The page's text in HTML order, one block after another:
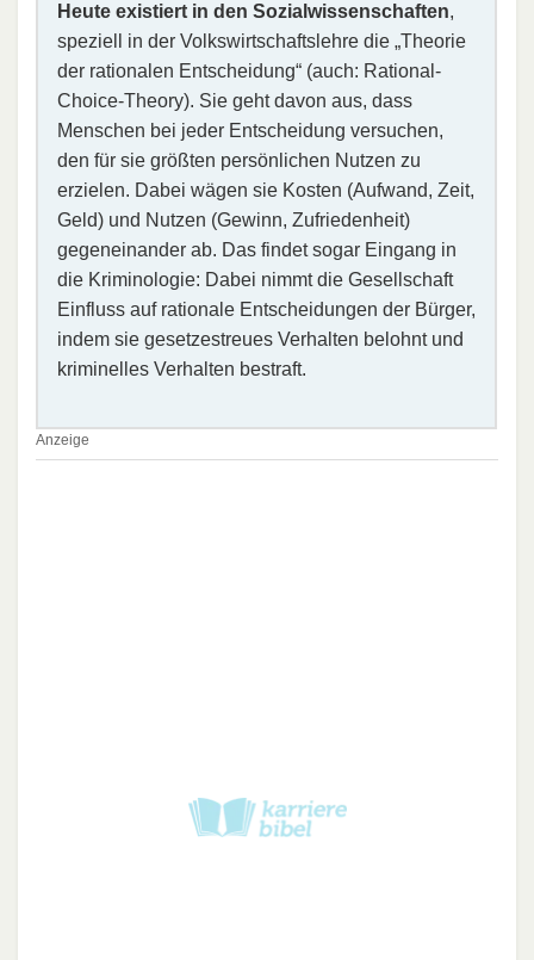
Heute existiert in den Sozialwissenschaften,
speziell in der Volkswirtschaftslehre die „Theorie
der rationalen Entscheidung“ (auch: Rational-
Choice-Theory). Sie geht davon aus, dass
Menschen bei jeder Entscheidung versuchen,
den für sie größten persönlichen Nutzen zu
erzielen. Dabei wägen sie Kosten (Aufwand, Zeit,
Geld) und Nutzen (Gewinn, Zufriedenheit)
gegeneinander ab. Das findet sogar Eingang in
die Kriminologie: Dabei nimmt die Gesellschaft
Einfluss auf rationale Entscheidungen der Bürger,
indem sie gesetzestreues Verhalten belohnt und
kriminelles Verhalten bestraft.
Anzeige